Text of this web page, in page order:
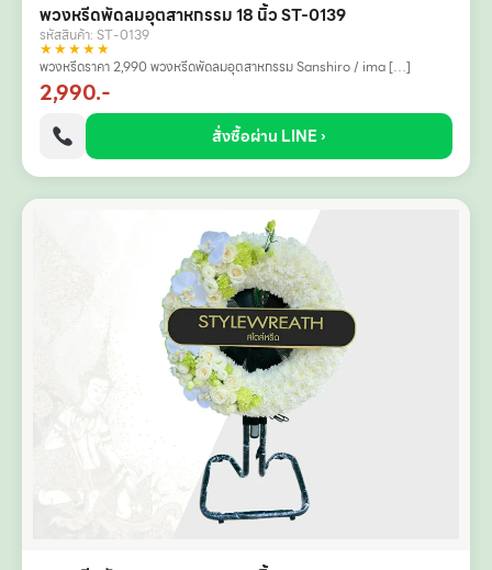
พวงหรีดพัดลมอุตสาหกรรม 18 นิ้ว ST-0139
รหัสสินค้า: ST-0139
★★★★★
พวงหรีดราคา 2,990 พวงหรีดพัดลมอุตสาหกรรม Sanshiro / ima […]
2,990.-
สั่งซื้อผ่าน LINE ›